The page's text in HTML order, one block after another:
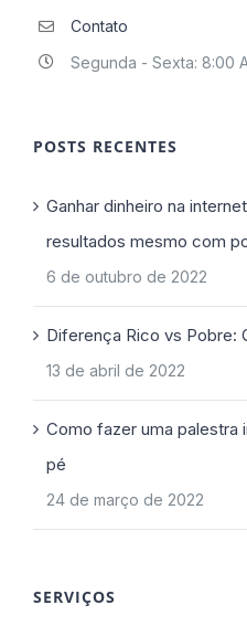
Contato
Segunda - Sexta: 8:00
POSTS RECENTES
Ganhar dinheiro na
resultados mesmo com
6 de outubro de 2022
Diferença Rico vs Pobre:
13 de abril de 2022
Como fazer uma palestra
pé
24 de março de 2022
SERVIÇOS